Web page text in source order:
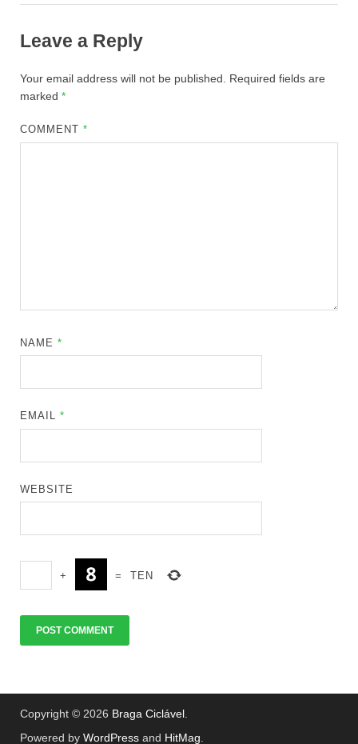
Leave a Reply
Your email address will not be published.
Required fields are
marked *
COMMENT*
NAME*
EMAIL*
WEBSITE
+ = TEN
Copyright © 2026 Braga Ciclável
Powered by WordPress and HitMag